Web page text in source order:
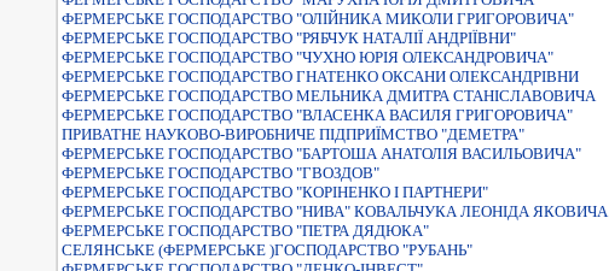
ФЕРМЕРСЬКЕ ГОСПОДАРСТВО "ОЛIЙНИКА МИКОЛИ ГРИГОРОВИЧА"
ФЕРМЕРСЬКЕ ГОСПОДАРСТВО "РЯБЧУК НАТАЛIЇ АНДРIЇВНИ"
ФЕРМЕРСЬКЕ ГОСПОДАРСТВО "ЧУХНО ЮРIЯ ОЛЕКСАНДРОВИЧА"
ФЕРМЕРСЬКЕ ГОСПОДАРСТВО ГНАТЕНКО ОКСАНИ ОЛЕКСАНДРIВНИ
ФЕРМЕРСЬКЕ ГОСПОДАРСТВО МЕЛЬНИКА ДМИТРА СТАНIСЛАВОВИЧА
ФЕРМЕРСЬКЕ ГОСПОДАРСТВО "ВЛАСЕНКА ВАСИЛЯ ГРИГОРОВИЧА"
ПРИВАТНЕ НАУКОВО-ВИРОБНИЧЕ ПIДПРИЇМСТВО "ДЕМЕТРА"
ФЕРМЕРСЬКЕ ГОСПОДАРСТВО "БАРТОША АНАТОЛІЯ ВАСИЛЬОВИЧА"
ФЕРМЕРСЬКЕ ГОСПОДАРСТВО "ГВОЗДОВ"
ФЕРМЕРСЬКЕ ГОСПОДАРСТВО "КОРIНЕНКО I ПАРТНЕРИ"
ФЕРМЕРСЬКЕ ГОСПОДАРСТВО "НИВА" КОВАЛЬЧУКА ЛЕОНIДА ЯКОВИЧА
ФЕРМЕРСЬКЕ ГОСПОДАРСТВО "ПЕТРА ДЯДЮКА"
СЕЛЯНСЬКЕ (ФЕРМЕРСЬКЕ )ГОСПОДАРСТВО "РУБАНЬ"